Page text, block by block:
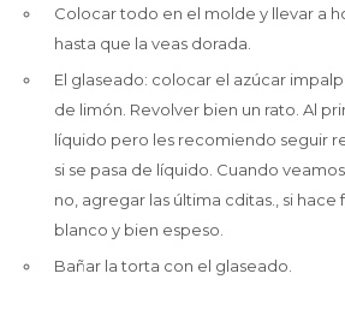
Colocar todo en el molde y llevar a
hasta que la veas dorada.
El glaseado: colocar el azúcar
de limón. Revolver bien un rato. Al
líquido pero les recomiendo seguir
si se pasa de líquido. Cuando
no, agregar las última cditas., si
blanco y bien espeso.
Bañar la torta con el glaseado.
Service